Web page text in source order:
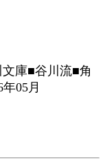
庫■谷川流■角
05月